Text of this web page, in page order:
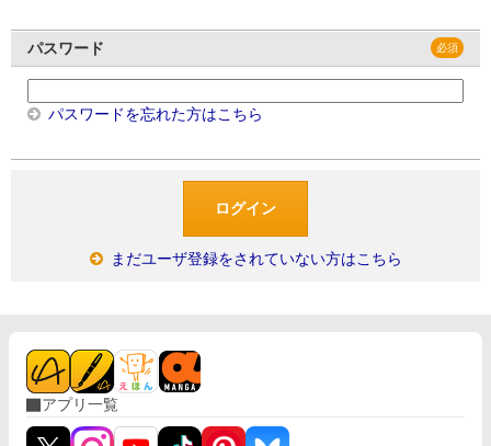
パスワード
パスワードを忘れた方はこちら
まだユーザ登録をされていない方はこちら
アプリ一覧